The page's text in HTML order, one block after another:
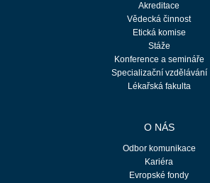
Akreditace
Vědecká činnost
Etická komise
Stáže
Konference a semináře
Specializační vzdělávání
Lékařská fakulta
O NÁS
Odbor komunikace
Kariéra
Evropské fondy